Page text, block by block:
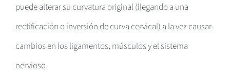
puede alterar su curvatura original (llegando a una
rectificación o inversión de curva cervical) a la vez causar
cambios en los ligamentos, músculos y el sistema
nervioso.